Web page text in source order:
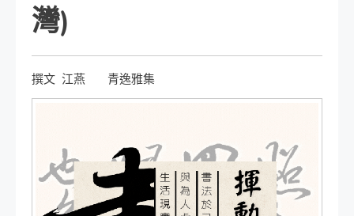
灣)
撰文 江燕 青逸雅集